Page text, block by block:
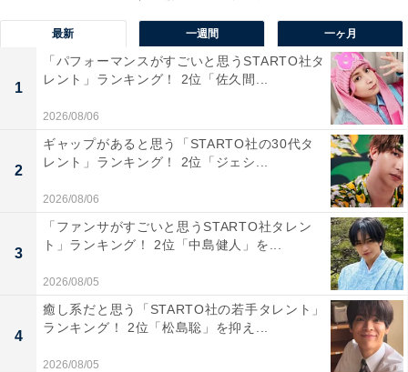
1位『となりのトトロ』（100票）
圧倒的な票差で1位に輝いたのは、1988年に公開された
ジブリ作品『となりのトトロ』でした。特にトトロは、
スタジオジブリのロゴにも採用されるジブリ作品を代表
するキャラクター。ほかにもネコバスや、本来の名前を
「ススワタリ」というまっくろくろすけなど、魅力的な
キャラクターも人気を支える理由といえるでしょう。
回答者からは「大中小のすべてのトトロがかわいい。ネ
コバス、まっくろくろすけも、サツキ、メイもいい味だ
最新 一週間 一ヶ月
1
「パフォーマンスがすごいと思うSTARTO社タ
レント」ランキング！ 2位「佐久間...
2026/08/06
2
ギャップがあると思う「STARTO社の30代タ
レント」ランキング！ 2位「ジェシ...
2026/08/06
3
「ファンサがすごいと思うSTARTO社タレン
ト」ランキング！ 2位「中島健人」を...
2026/08/05
4
癒し系だと思う「STARTO社の若手タレント」
ランキング！ 2位「松島聡」を抑え...
2026/08/05